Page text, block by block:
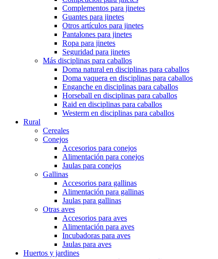
Complementos para jinetes
Guantes para jinetes
Otros artículos para jinetes
Pantalones para jinetes
Ropa para jinetes
Seguridad para jinetes
Más disciplinas para caballos
Doma natural en disciplinas para caballos
Doma vaquera en disciplinas para caballos
Enganche en disciplinas para caballos
Horseball en disciplinas para caballos
Raid en disciplinas para caballos
Westerm en disciplinas para caballos
Rural
Cereales
Conejos
Accesorios para conejos
Alimentación para conejos
Jaulas para conejos
Gallinas
Accesorios para gallinas
Alimentación para gallinas
Jaulas para gallinas
Otras aves
Accesorios para aves
Alimentación para aves
Incubadoras para aves
Jaulas para aves
Huertos y jardines